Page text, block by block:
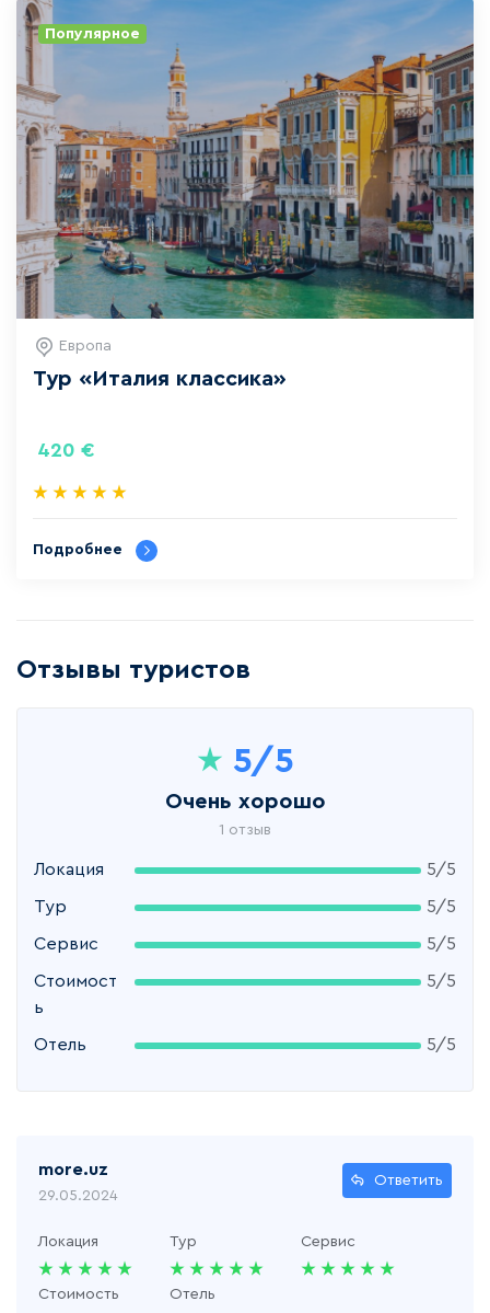
Популярное
Европа
Тур «‎Италия классика»
420 €
Подробнее
Отзывы туристов
5/5
Очень хорошо
1 отзыв
Локация 5/5
Тур 5/5
Сервис 5/5
Стоимост
ь
5/5
Отель 5/5
more.uz
29.05.2024
Локация Тур Сервис
Стоимость Отель
Ответить